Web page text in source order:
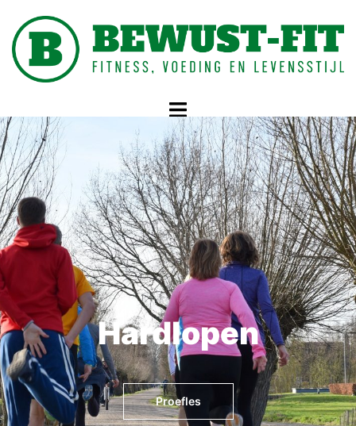
Groepslessen – Hardlopen
Hardlopen
Proefles